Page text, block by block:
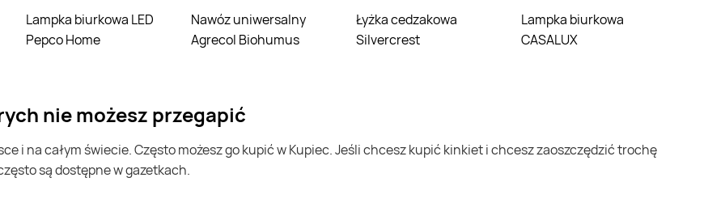
Lampka biurkowa LED
Pepco Home
Nawóz uniwersalny
Agrecol Biohumus
Łyżka cedzakowa
Silvercrest
Lampka biurkowa
CASALUX
nie możesz przegapić
są dostępne w gazetkach.